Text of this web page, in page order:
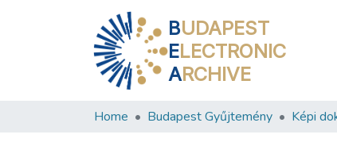
BUDAPEST
ELECTRONIC
ARCHIVE
Home Budapest Gyűjtemény Képi